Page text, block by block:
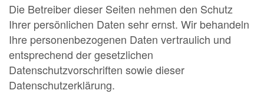
Die Betreiber dieser Seiten nehmen den Schutz
Ihrer persönlichen Daten sehr ernst. Wir behandeln
Ihre personenbezogenen Daten vertraulich und
entsprechend der gesetzlichen
Datenschutzvorschriften sowie dieser
Datenschutzerklärung.